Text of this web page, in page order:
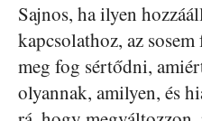
Sajnos, ha ilyen
kapcsolathoz, az
meg fog sértődni,
olyannak, amilyen, és